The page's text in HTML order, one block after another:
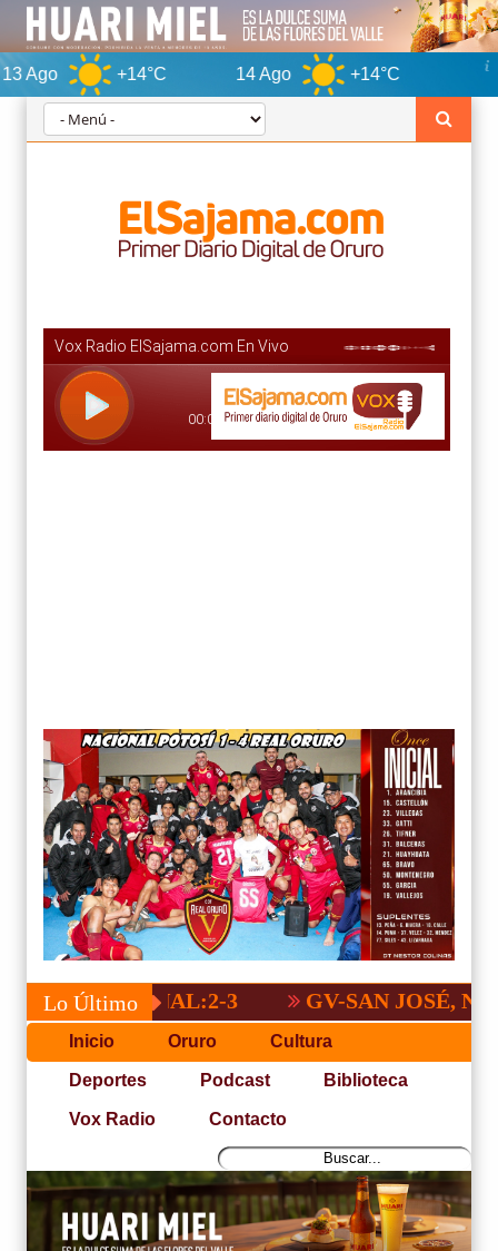
+14°C 14 Ago +14°C Oruro
Lo Último 3 GV-SAN JOSÉ, NO PUDO
Inicio Oruro Cultura
Deportes Podcast Biblioteca
Vox Radio Contacto